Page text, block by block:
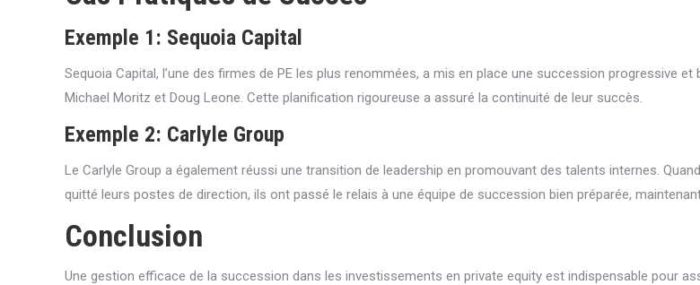
Exemple 1: Sequoia Capital
Sequoia Capital, l’une des firmes de PE les plus renommées, a mis en place une succession progressive
Michael Moritz et Doug Leone. Cette planification rigoureuse a assuré la continuité de leur succès.
Exemple 2: Carlyle Group
Le Carlyle Group a également réussi une transition de leadership en promouvant des talents internes.
quitté leurs postes de direction, ils ont passé le relais à une équipe de succession bien préparée,
Conclusion
Une gestion efficace de la succession dans les investissements en private equity est indispensable pour